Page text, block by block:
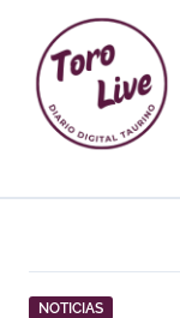
contenido
NOTICIAS